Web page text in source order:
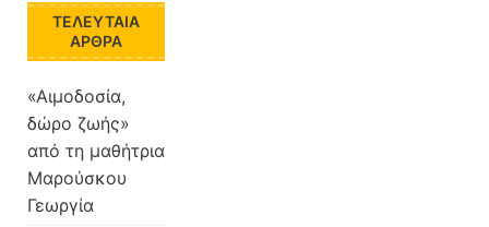
ΤΕΛΕΥΤΑΊΑ
ΆΡΘΡΑ
«Αιμοδοσία,
δώρο ζωής»
από τη μαθήτρια
Μαρούσκου
Γεωργία